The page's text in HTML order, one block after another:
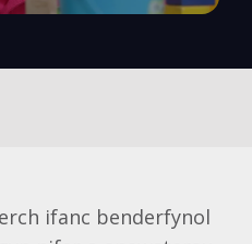
ifanc benderfynol